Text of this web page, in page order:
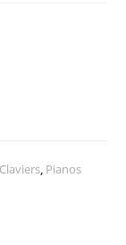
, Pianos